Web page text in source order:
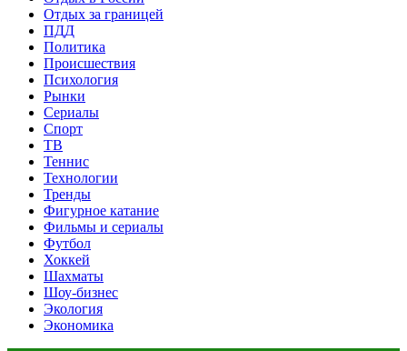
Отдых за границей
ПДД
Политика
Происшествия
Психология
Рынки
Сериалы
Спорт
ТВ
Теннис
Технологии
Тренды
Фигурное катание
Фильмы и сериалы
Футбол
Хоккей
Шахматы
Шоу-бизнес
Экология
Экономика